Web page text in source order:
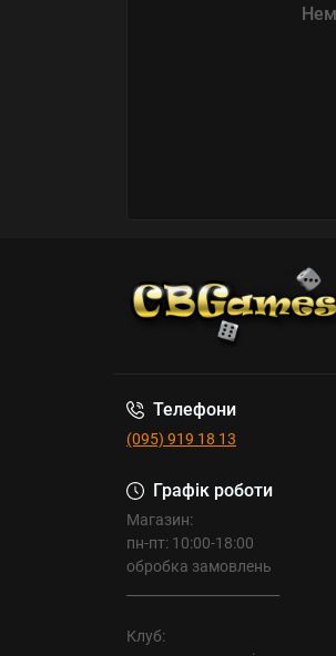
Телефони
(095) 919 18 13
Графік роботи
Магазин:
пн-пт: 10:00-18:00
обробка замовлень
Клуб: